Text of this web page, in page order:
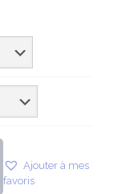
Ajouter à mes
favoris